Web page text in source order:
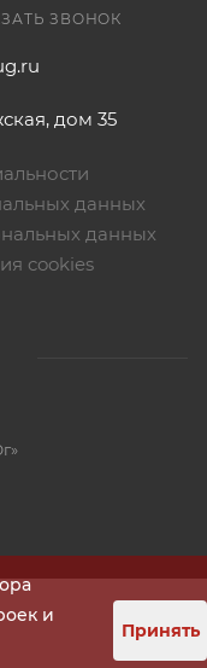
ЗВОНОК
дом 35
данных
данных
cookies
и
Принять